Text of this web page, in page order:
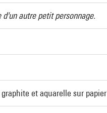
autre petit personnage.
et aquarelle sur papier